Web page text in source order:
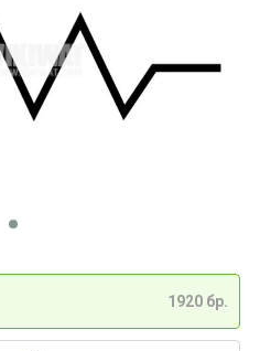
1920 бр.